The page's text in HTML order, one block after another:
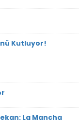
Kutluyor!
La Mancha